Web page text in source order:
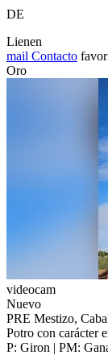
DE
Lienen
mail Contacto
Oro
videocam
Nuevo
PRE Mestizo,
Potro con carácter
P: Giron | PM: